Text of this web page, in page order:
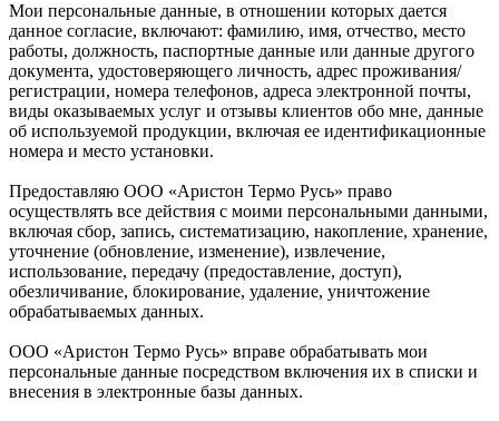
Мои персональные данные, в отношении которых дается
данное согласие, включают: фамилию, имя, отчество, место
работы, должность, паспортные данные или данные другого
документа, удостоверяющего личность, адрес проживания/
регистрации, номера телефонов, адреса электронной почты,
виды оказываемых услуг и отзывы клиентов обо мне, данные
об используемой продукции, включая ее идентификационные
номера и место установки.
Предоставляю ООО «Аристон Термо Русь» право
осуществлять все действия с моими персональными данными,
включая сбор, запись, систематизацию, накопление, хранение,
уточнение (обновление, изменение), извлечение,
использование, передачу (предоставление, доступ),
обезличивание, блокирование, удаление, уничтожение
обрабатываемых данных.
ООО «Аристон Термо Русь» вправе обрабатывать мои
персональные данные посредством включения их в списки и
внесения в электронные базы данных.